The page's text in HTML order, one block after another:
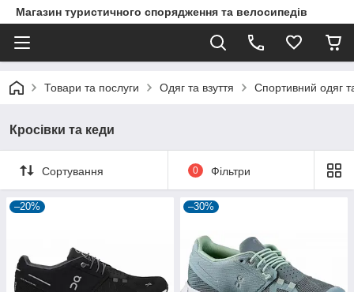
Магазин туристичного спорядження та велосипедів
Товари та послуги Одяг та взуття Спортивний одяг
Кросівки та кеди
Сортування 0 Фільтри
–20% –30%